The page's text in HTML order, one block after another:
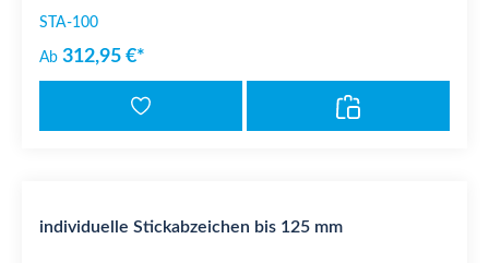
STA-100
Ab 312,95 €*
individuelle Stickabzeichen bis 125 mm